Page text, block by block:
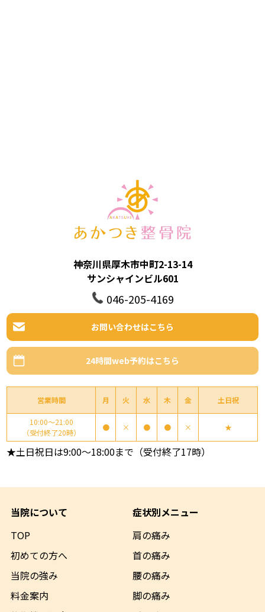
神奈川県厚木市中町2-13-14
サンシャインビル601
046-205-4169
お問い合わせはこちら
24時間web予約はこちら
営業時間 月 火 水 木 金 土日祝
10:00～21:00
（受付終了20時）
● × ● ● × ★
★土日祝日は9:00～18:00まで（受付終了17時）
当院について
TOP
初めての方へ
当院の強み
料金案内
症状別メニュー
肩の痛み
首の痛み
腰の痛み
脚の痛み